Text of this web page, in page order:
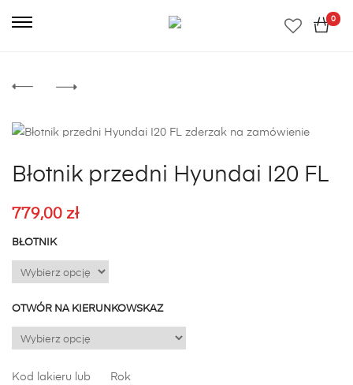
0
Błotnik przedni Hyundai I20 FL
779,00 zł
BŁOTNIK
OTWÓR NA KIERUNKOWSKAZ
Kod lakieru lub
Rok